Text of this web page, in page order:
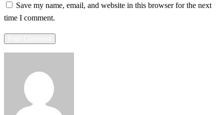
Save my name, email, and website in this browser for the next
time I comment.